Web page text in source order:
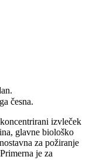
česna.
izvleček
glavne biološko
za požiranje
je za